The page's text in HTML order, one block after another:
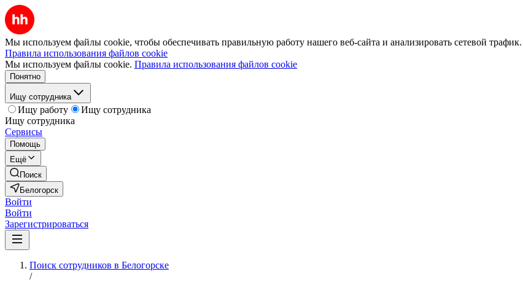
Мы используем файлы cookie, чтобы обеспечивать правильную работу нашего веб-сайта и анализировать сетевой трафик.
Правила использования файлов cookie
Мы используем файлы cookie. Правила использования файлов cookie
Понятно
Ищу сотрудника
Ищу работу
Ищу сотрудника
Ищу сотрудника
Сервисы
Помощь
Ещё
Поиск
Белогорск
Войти
Войти
Зарегистрироваться
Поиск сотрудников в Белогорске
/